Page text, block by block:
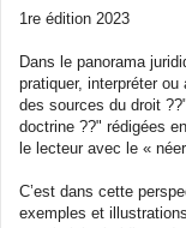
1re édition 2023
Dans le panorama
pratiquer, interpréter
des sources du droit
doctrine ??" rédigées
le lecteur avec le «
C’est dans cette
exemples et